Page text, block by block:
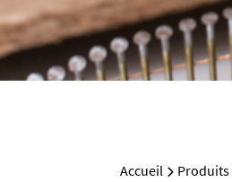
Accueil Produits